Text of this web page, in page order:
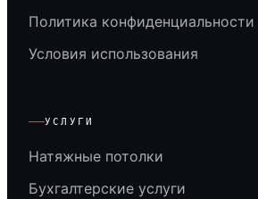
Политика конфиденциальности
Условия использования
УСЛУГИ
Натяжные потолки
Бухгалтерские услуги